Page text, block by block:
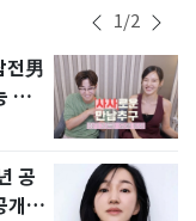
1/2
男
화
공